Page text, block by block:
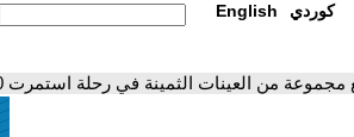
English كوردي
من العينات الثمينة في رحلة استمرت 80 يوما